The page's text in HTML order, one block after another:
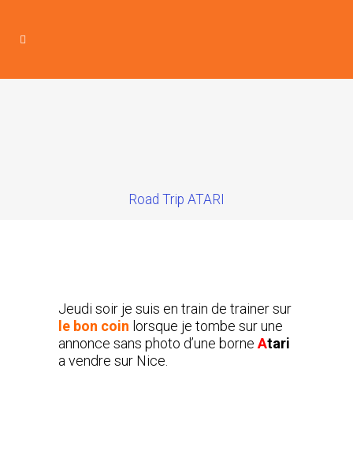
Road Trip ATARI
Jeudi soir je suis en train de trainer sur
le bon coin lorsque je tombe sur une
annonce sans photo d’une borne Atari
a vendre sur Nice.